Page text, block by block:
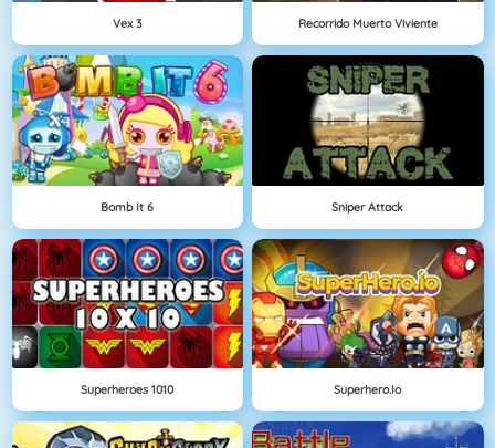
Vex 3 Recorrido Muerto Viviente
Bomb It 6 Sniper Attack
Superheroes 1010 Superhero.io